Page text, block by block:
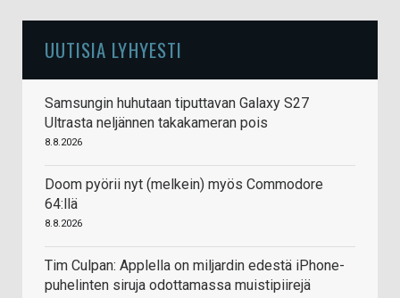
UUTISIA LYHYESTI
Samsungin huhutaan tiputtavan Galaxy S27
Ultrasta neljännen takakameran pois
8.8.2026
Doom pyörii nyt (melkein) myös Commodore
64:llä
8.8.2026
Tim Culpan: Applella on miljardin edestä iPhone-
puhelinten siruja odottamassa muistipiirejä